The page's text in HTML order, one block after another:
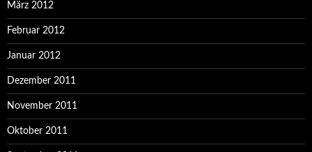
März 2012
Februar 2012
Januar 2012
Dezember 2011
November 2011
Oktober 2011